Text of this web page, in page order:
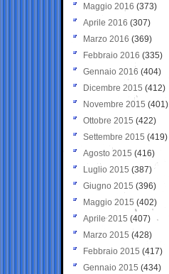
Maggio 2016 (373)
Aprile 2016 (307)
Marzo 2016 (369)
Febbraio 2016 (335)
Gennaio 2016 (404)
Dicembre 2015 (412)
Novembre 2015 (401)
Ottobre 2015 (422)
Settembre 2015 (419)
Agosto 2015 (416)
Luglio 2015 (387)
Giugno 2015 (396)
Maggio 2015 (402)
Aprile 2015 (407)
Marzo 2015 (428)
Febbraio 2015 (417)
Gennaio 2015 (434)